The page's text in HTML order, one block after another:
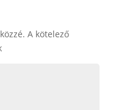
A kötelező